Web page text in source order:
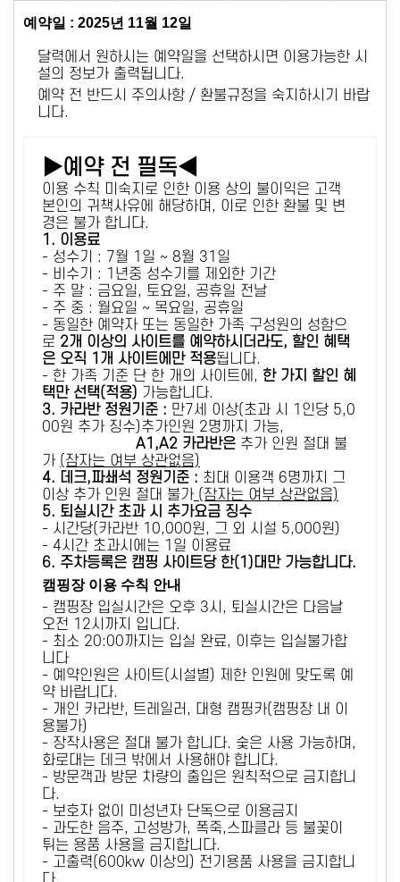
예약일 : 2025년 11월 12일
달력에서 원하시는 예약일을 선택하시면 이용가능한 시
설의 정보가 출력됩니다.
예약 전 반드시 주의사항 / 환불규정을 숙지하시기 바랍
니다.
▶예약 전 필독◀
이용 수칙 미숙지로 인한 이용 상의 불이익은 고객
본인의 귀책사유에 해당하며, 이로 인한 환불 및 변
경은 불가 합니다.
1. 이용료
- 성수기 : 7월 1일 ~ 8월 31일
- 비수기 : 1년중 성수기를 제외한 기간
- 주 말 : 금요일, 토요일, 공휴일 전날
- 주 중 : 월요일 ~ 목요일, 공휴일
- 동일한 예약자 또는 동일한 가족 구성원의 성함으
로 2개 이상의 사이트를 예약하시더라도, 할인 혜택
은 오직 1개 사이트에만 적용됩니다.
- 한 가족 기준 단 한 개의 사이트에, 한 가지 할인 혜
택만 선택(적용) 가능합니다.
3. 카라반 정원기준 : 만7세 이상(초과 시 1인당 5,0
00원 추가 징수)추가인원 2명까지 가능,
A1,A2 카라반은 추가 인원 절대 불
가 (잠자는 여부 상관없음)
4. 데크,파쇄석 정원기준 : ​최대 이용객 6명까지 그
이상 추가 인원 절대 불가 (잠자는 여부 상관없음)
5. 퇴실시간 초과 시 추가요금 징수
- 시간당(카라반 10,000원, 그 외 시설 5,000원)
- 4시간 초과시에는 1일 이용료
6. 주차등록은 캠핑 사이트당 한(1)대만 가능합니다.
캠핑장 이용 수칙 안내
- 캠핑장 입실시간은 오후 3시, 퇴실시간은 다음날
오전 12시까지 입니다.
- 최소 20:00까지는 입실 완료, 이후는 입실불가합
니다
- 예약인원은 사이트(시설별) 제한 인원에 맞도록 예
약 바랍니다.
- 개인 카라반, 트레일러, 대형 캠핑카(캠핑장 내 이
용불가)
- 장작사용은 절대 불가 합니다. 숯은 사용 가능하며,
화로대는 데크 밖에서 사용해야 합니다.
- 방문객과 방문 차량의 출입은 원칙적으로 금지합니
다.
- 보호자 없이 미성년자 단독으로 이용금지
- 과도한 음주, 고성방가, 폭죽,스파클라 등 불꽃이
튀는 용품 사용을 금지합니다.
- 고출력(600kw 이상의) 전기용품 사용을 금지합니